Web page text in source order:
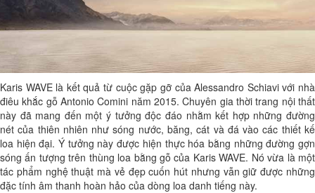
Karis WAVE là kết quả từ cuộc gặp gỡ của Alessandro Schiavi với nhà
điêu khắc gỗ Antonio Comini năm 2015. Chuyên gia thời trang nội thất
này đã mang đến một ý tưởng độc đáo nhằm kết hợp những đường
nét của thiên nhiên như sóng nước, băng, cát và đá vào các thiết kế
loa hiện đại. Ý tưởng này được hiện thực hóa bằng những đường gợn
sóng ấn tượng trên thùng loa bằng gỗ của Karis WAVE. Nó vừa là một
tác phẩm nghệ thuật mà vẻ đẹp cuốn hút nhưng vẫn giữ được những
đặc tính âm thanh hoàn hảo của dòng loa danh tiếng này.